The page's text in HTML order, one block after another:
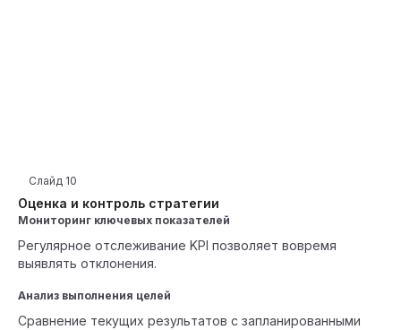
Оценка и контроль стратегии
Слайд 10
Мониторинг ключевых показателей
Регулярное отслеживание KPI позволяет вовремя
выявлять отклонения.
Анализ выполнения целей
Сравнение текущих результатов с запланированными